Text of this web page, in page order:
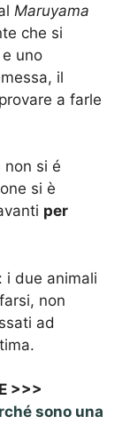
Maruyama
che si
uno
il
a farle
non si é
si è
per
i due animali
non
ad
>>>
sono una